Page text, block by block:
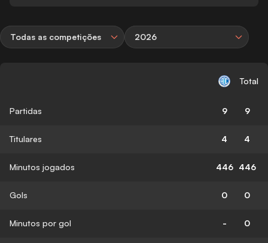
Todas as competições 2026
Total
Partidas 9 9
Titulares 4 4
Minutos jogados 446 446
Gols 0 0
Minutos por gol - 0